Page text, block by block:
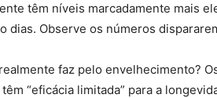
têm níveis marcadamente mais
dias. Observe os números
faz pelo envelhecimento?
“eficácia limitada” para a